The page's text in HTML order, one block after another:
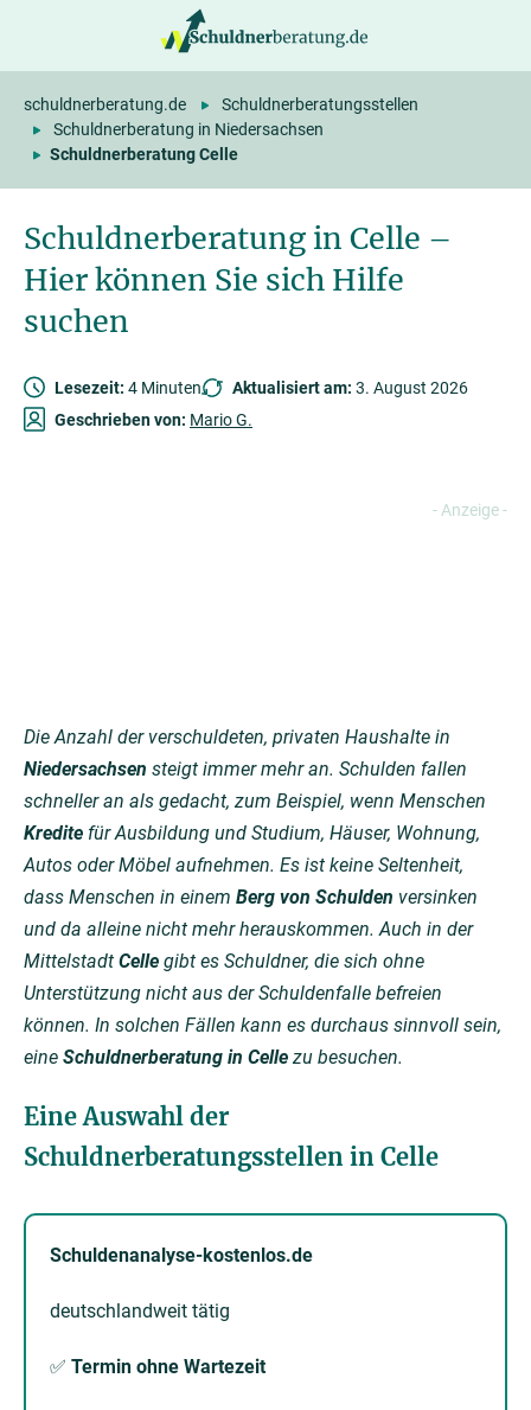
Schuldnerberatung in Celle –
Hier können Sie sich Hilfe
suchen
schuldnerberatung.de
Schuldnerberatungsstellen
Schuldnerberatung in Niedersachsen
Schuldnerberatung Celle
Lesezeit: 4 Minuten Aktualisiert am: 3. August 2026
Geschrieben von: Mario G.
Die Anzahl der verschuldeten, privaten Haushalte in
Niedersachsen steigt immer mehr an. Schulden fallen
schneller an als gedacht, zum Beispiel, wenn Menschen
Kredite für Ausbildung und Studium, Häuser, Wohnung,
Autos oder Möbel aufnehmen. Es ist keine Seltenheit,
dass Menschen in einem Berg von Schulden versinken
und da alleine nicht mehr herauskommen. Auch in der
Mittelstadt Celle gibt es Schuldner, die sich ohne
Unterstützung nicht aus der Schuldenfalle befreien
können. In solchen Fällen kann es durchaus sinnvoll sein,
eine Schuldnerberatung in Celle zu besuchen.
Eine Auswahl der
Schuldnerberatungsstellen in Celle
Schuldenanalyse-kostenlos.de
deutschlandweit tätig
✅ Termin ohne Wartezeit